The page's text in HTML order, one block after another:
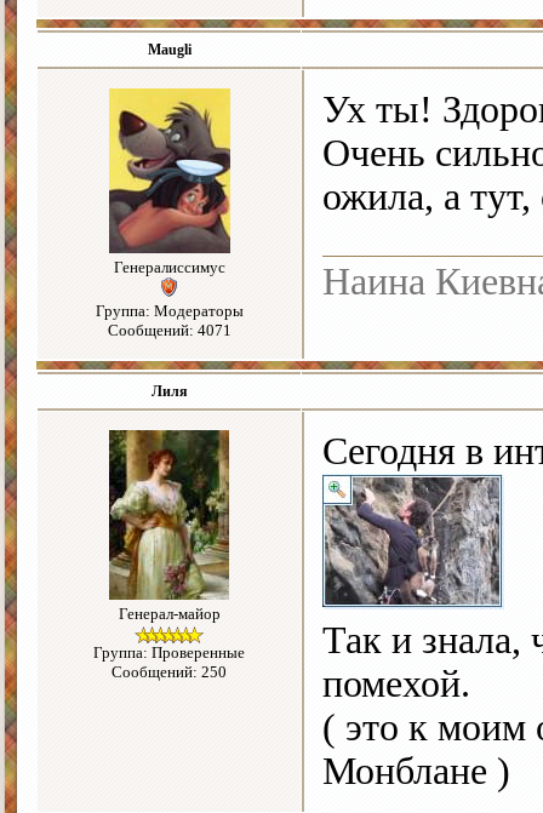
Maugli
Генералиссимус
Группа: Модераторы
Сообщений: 4071
Ух ты!
Очень
ожила, а
Наина
Лиля
Генерал-майор
Группа: Проверенные
Сообщений: 250
Сегодня в
Так и знала,
помехой.
( это к моим
Монблане )